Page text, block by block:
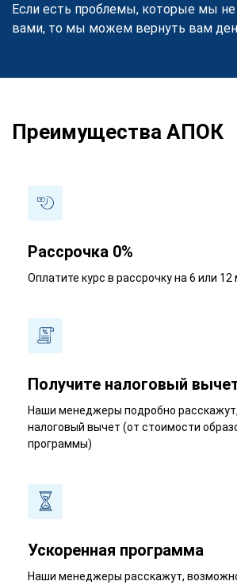
Если есть проблемы, которые мы
вами, то мы можем вернуть вам
Преимущества АПОК
Рассрочка 0%
Оплатите курс в рассрочку на 6 или
Получите налоговый
Наши менеджеры подробно
налоговый вычет (от стоимости
программы)
Ускоренная программа
Наши менеджеры расскажут,